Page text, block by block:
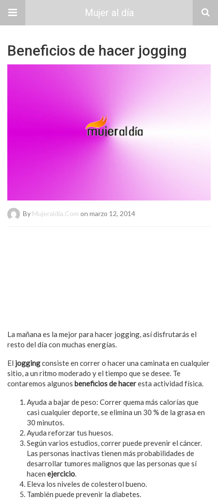
Mujer al día
Beneficios de hacer jogging
By Mujeraldia.com on marzo 12, 2014
La mañana es la mejor para hacer jogging, así disfrutarás el
resto del día con muchas energías.
El joggingconsiste en correr o hacer una caminata en cualquier
sitio, a un ritmo moderado y el tiempo que se desee. Te
contaremos algunos beneficios de haceresta actividad física.
Ayuda a bajar de peso: Correr quema más calorías que
casi cualquier deporte, se elimina un 30 % de la grasa en
30 minutos.
Ayuda reforzar tus huesos.
Según varios estudios, correr puede prevenir el cáncer.
Las personas inactivas tienen más probabilidades de
desarrollar tumores malignos que las personas que sí
hacen ejercicio.
Eleva los niveles de colesterol bueno.
También puede prevenir la diabetes.